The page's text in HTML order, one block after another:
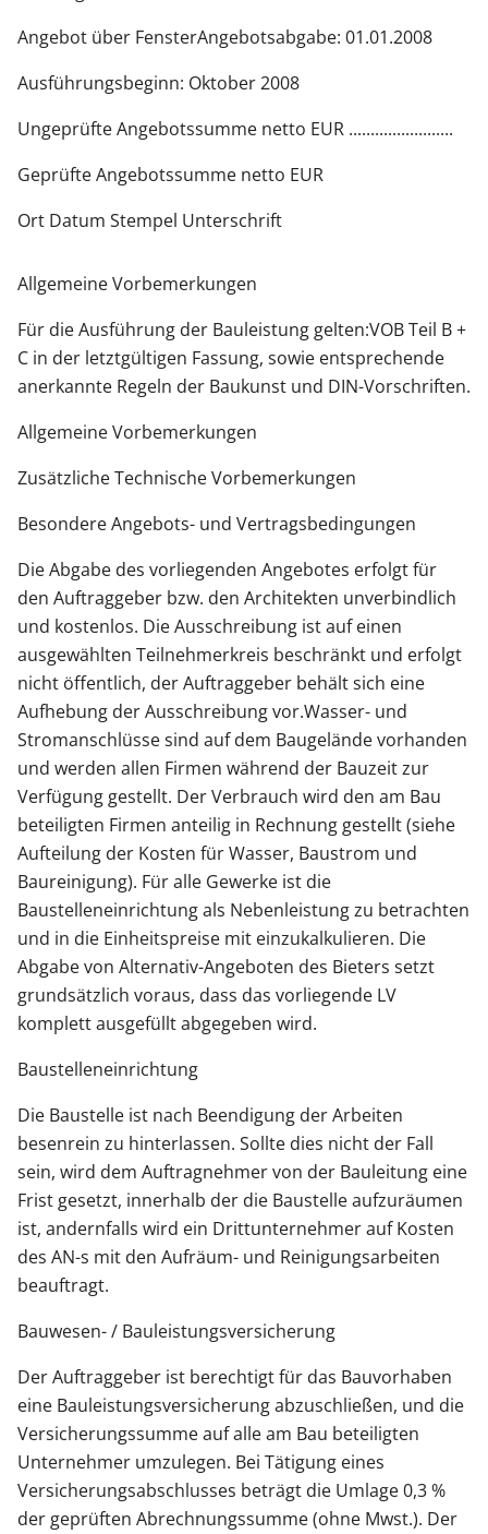
Angebot über FensterAngebotsabgabe: 01.01.2008
Ausführungsbeginn: Oktober 2008
Ungeprüfte Angebotssumme netto EUR ........................
Geprüfte Angebotssumme netto EUR
Ort Datum Stempel Unterschrift
Allgemeine Vorbemerkungen
Für die Ausführung der Bauleistung gelten:VOB Teil B +
C in der letztgültigen Fassung, sowie entsprechende
anerkannte Regeln der Baukunst und DIN-Vorschriften.
Allgemeine Vorbemerkungen
Zusätzliche Technische Vorbemerkungen
Besondere Angebots- und Vertragsbedingungen
Die Abgabe des vorliegenden Angebotes erfolgt für
den Auftraggeber bzw. den Architekten unverbindlich
und kostenlos. Die Ausschreibung ist auf einen
ausgewählten Teilnehmerkreis beschränkt und erfolgt
nicht öffentlich, der Auftraggeber behält sich eine
Aufhebung der Ausschreibung vor.Wasser- und
Stromanschlüsse sind auf dem Baugelände vorhanden
und werden allen Firmen während der Bauzeit zur
Verfügung gestellt. Der Verbrauch wird den am Bau
beteiligten Firmen anteilig in Rechnung gestellt (siehe
Aufteilung der Kosten für Wasser, Baustrom und
Baureinigung). Für alle Gewerke ist die
Baustelleneinrichtung als Nebenleistung zu betrachten
und in die Einheitspreise mit einzukalkulieren. Die
Abgabe von Alternativ-Angeboten des Bieters setzt
grundsätzlich voraus, dass das vorliegende LV
komplett ausgefüllt abgegeben wird.
Baustelleneinrichtung
Die Baustelle ist nach Beendigung der Arbeiten
besenrein zu hinterlassen. Sollte dies nicht der Fall
sein, wird dem Auftragnehmer von der Bauleitung eine
Frist gesetzt, innerhalb der die Baustelle aufzuräumen
ist, andernfalls wird ein Drittunternehmer auf Kosten
des AN-s mit den Aufräum- und Reinigungsarbeiten
beauftragt.
Bauwesen- / Bauleistungsversicherung
Der Auftraggeber ist berechtigt für das Bauvorhaben
eine Bauleistungsversicherung abzuschließen, und die
Versicherungssumme auf alle am Bau beteiligten
Unternehmer umzulegen. Bei Tätigung eines
Versicherungsabschlusses beträgt die Umlage 0,3 %
der geprüften Abrechnungssumme (ohne Mwst.). Der